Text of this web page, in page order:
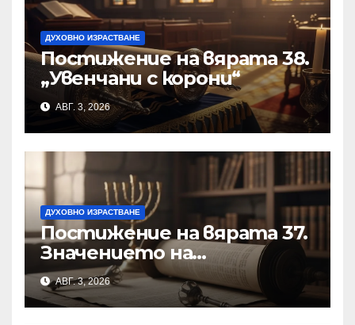
ДУХОВНО ИЗРАСТВАНЕ
Постижение на вярата 38.
„Увенчани с корони“
АВГ. 3, 2026
ДУХОВНО ИЗРАСТВАНЕ
Постижение на вярата 37.
Значението на
познанието за
същността на Бъдещия
свят
АВГ. 3, 2026